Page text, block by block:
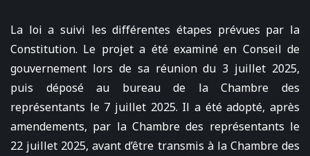
La loi a suivi les différentes étapes prévues par la
Constitution. Le projet a été examiné en Conseil de
gouvernement lors de sa réunion du 3 juillet 2025,
puis déposé au bureau de la Chambre des
représentants le 7 juillet 2025. Il a été adopté, après
amendements, par la Chambre des représentants le
22 juillet 2025, avant d’être transmis à la Chambre des